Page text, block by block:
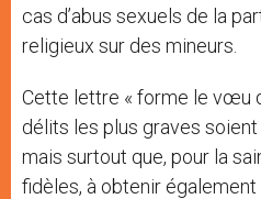
cas d’abus sexuels de la
religieux sur des mineurs.
Cette lettre « forme le vœu
délits les plus graves
mais surtout que, pour la
fidèles, à obtenir